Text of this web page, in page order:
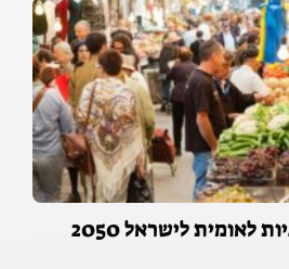
לאומית לישראל 2050